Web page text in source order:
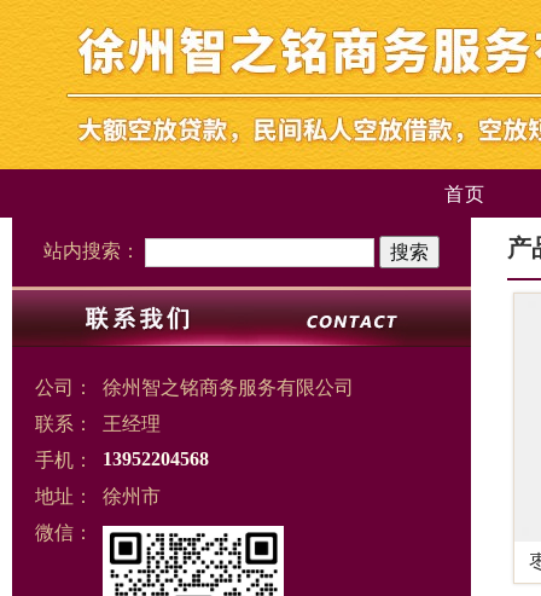
首页
站内搜索：
公司：
徐州智之铭商务服务有限公司
联系：
王经理
手机：
13952204568
地址：
徐州市
微信：
产